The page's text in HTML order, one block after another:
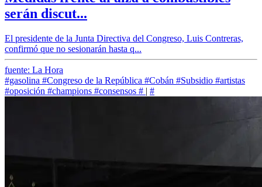
serán discut...
El presidente de la Junta Directiva del Congreso, Luis Contreras,
confirmó que no sesionarán hasta q...
fuente: La Hora
#gasolina #Congreso de la República #Cobán #Subsidio #artistas
#oposición #champions #consensos # | #